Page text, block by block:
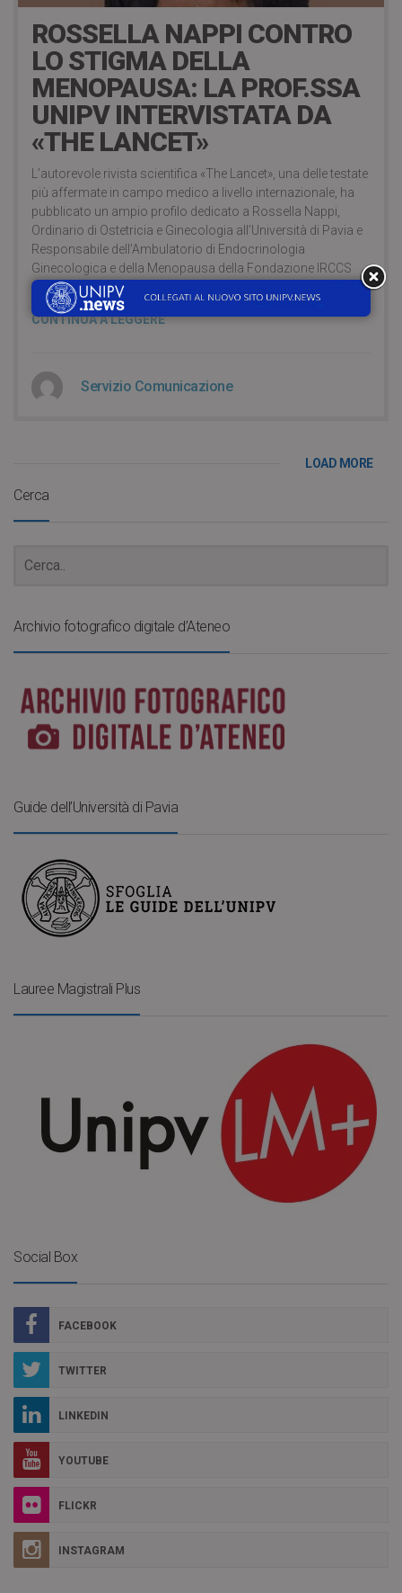
ROSSELLA NAPPI CONTRO
LO STIGMA DELLA
MENOPAUSA: LA PROF.SSA
UNIPV INTERVISTATA DA
«THE LANCET»
L’autorevole rivista scientifica «The Lancet», una delle testate
più affermate in campo medico a livello internazionale, ha
pubblicato un ampio profilo dedicato a Rossella Nappi,
Ordinario di Ostetricia e Ginecologia all’Università di Pavia e
Responsabile dell’Ambulatorio di Endocrinologia
Ginecologica e della Menopausa della Fondazione IRCCS
Ospedale San Matteo di Pavia.
CONTINUA A LEGGERE
Servizio Comunicazione
LOAD MORE
Cerca
Archivio fotografico digitale d’Ateneo
Guide dell’Università di Pavia
Lauree Magistrali Plus
Social Box
FACEBOOK
TWITTER
LINKEDIN
YOUTUBE
FLICKR
INSTAGRAM